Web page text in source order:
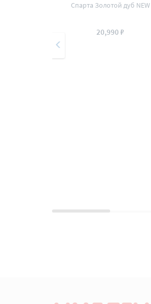
Спарта Золотой дуб NEW
20,990 ₽